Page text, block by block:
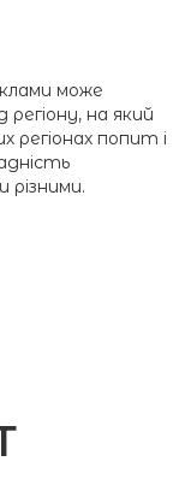
може
регіону, на який
регіонах попит і